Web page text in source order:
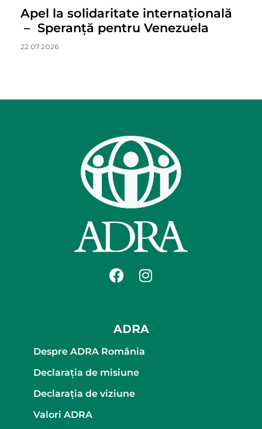
Apel la solidaritate internațională
– Speranță pentru Venezuela
22.07.2026
ADRA
Despre ADRA România
Declaraţia de misiune
Declaraţia de viziune
Valori ADRA